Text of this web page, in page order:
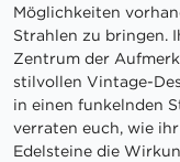
Möglichkeiten
Strahlen zu bringen.
Zentrum der
stilvollen Vintage-
in einen funkelnden
verraten euch, wie
Edelsteine die